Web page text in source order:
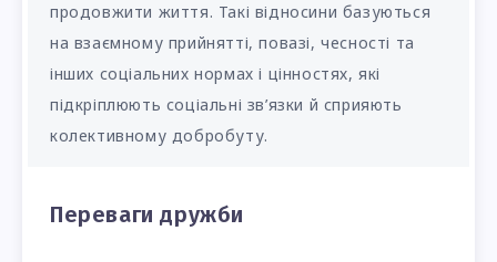
продовжити життя. Такі відносини базуються
на взаємному прийнятті, повазі, чесності та
інших соціальних нормах і цінностях, які
підкріплюють соціальні зв’язки й сприяють
колективному добробуту.
Переваги дружби